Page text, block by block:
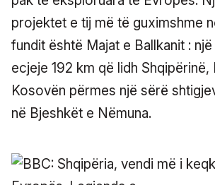
projektet e tij më të guximshme
fundit është Majat e Ballkanit :
ecjeje 192 km që lidh Shqipërinë,
Kosovën përmes një sërë
në Bjeshkët e Nëmuna.